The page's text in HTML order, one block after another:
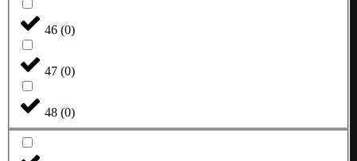
46 (0)
47 (0)
48 (0)